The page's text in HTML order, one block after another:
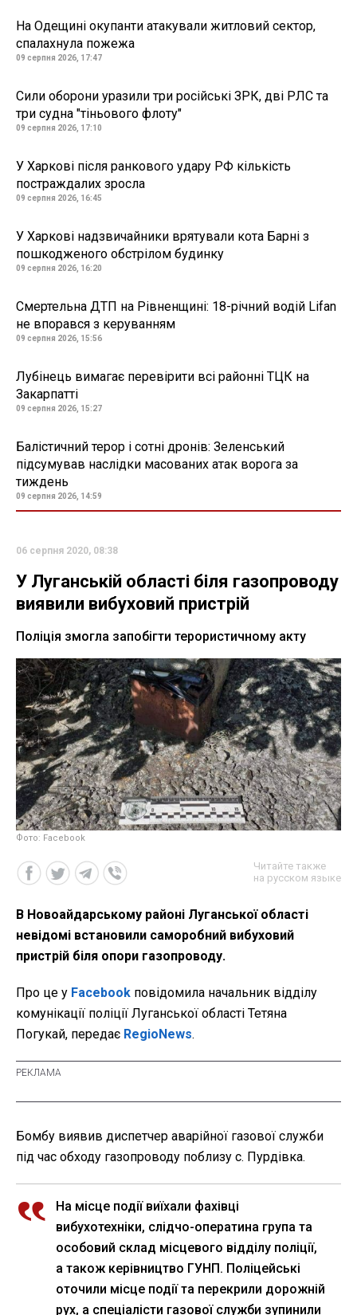
На Одещині окупанти атакували житловий сектор,
спалахнула пожежа
09 серпня 2026, 17:47
Сили оборони уразили три російські ЗРК, дві РЛС та
три судна "тіньового флоту"
09 серпня 2026, 17:10
У Харкові після ранкового удару РФ кількість
постраждалих зросла
09 серпня 2026, 16:45
У Харкові надзвичайники врятували кота Барні з
пошкодженого обстрілом будинку
09 серпня 2026, 16:20
Смертельна ДТП на Рівненщині: 18-річний водій Lifan
не впорався з керуванням
09 серпня 2026, 15:56
Лубінець вимагає перевірити всі районні ТЦК на
Закарпатті
09 серпня 2026, 15:27
Балістичний терор і сотні дронів: Зеленський
підсумував наслідки масованих атак ворога за
тиждень
09 серпня 2026, 14:59
06 серпня 2020, 08:38
У Луганській області біля газопроводу
виявили вибуховий пристрій
Поліція змогла запобігти терористичному акту
Фото: Facebook
Читайте также
на русском языке
В Новоайдарському районі Луганської області
невідомі встановили саморобний вибуховий
пристрій біля опори газопроводу.
Про це у Facebook повідомила начальник відділу
комунікації поліції Луганської області Тетяна
Погукай, передає RegioNews.
Бомбу виявив диспетчер аварійної газової служби
під час обходу газопроводу поблизу с. Пурдівка.
На місце події виїхали фахівці
вибухотехніки, слідчо-оператина група та
особовий склад місцевого відділу поліції,
а також керівництво ГУНП. Поліцейські
оточили місце події та перекрили дорожній
рух, а спеціалісти газової служби зупинили